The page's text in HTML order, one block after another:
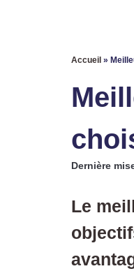
Accueil »
Dernière
Le